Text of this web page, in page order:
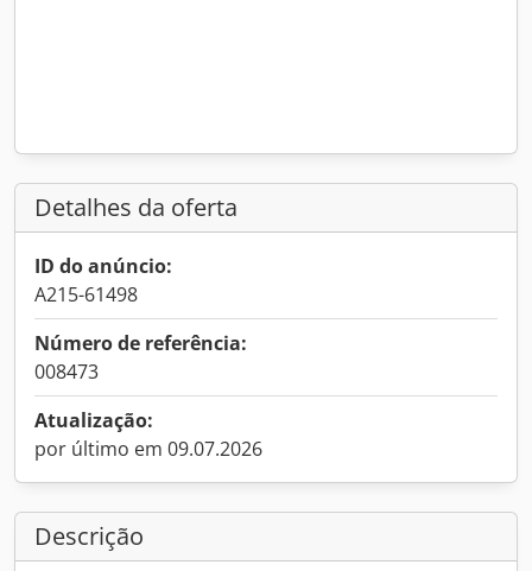
Detalhes da oferta
ID do anúncio:
A215-61498
Número de referência:
008473
Atualização:
por último em 09.07.2026
Descrição